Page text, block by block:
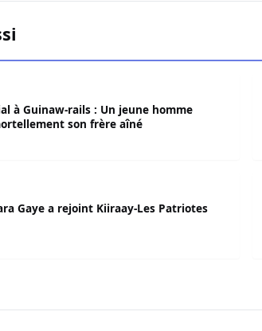
à Guinaw-rails : Un jeune homme
son frère aîné
Gaye a rejoint Kiiraay-Les Patriotes